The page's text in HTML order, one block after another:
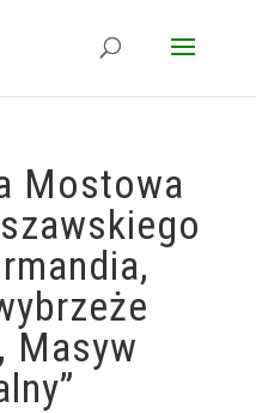
Mostowa
Masyw